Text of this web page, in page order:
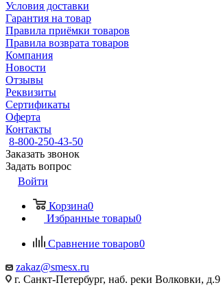
Условия доставки
Гарантия на товар
Правила приёмки товаров
Правила возврата товаров
Компания
Новости
Отзывы
Реквизиты
Сертификаты
Оферта
Контакты
8-800-250-43-50
Заказать звонок
Задать вопрос
Войти
Корзина0
Избранные товары0
Сравнение товаров0
zakaz@smesx.ru
г. Санкт-Петербург, наб. реки Волковки, д.9